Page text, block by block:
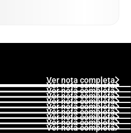
Ver nota completa
Ver nota completa
Ver nota completa
Ver nota completa
Ver nota completa
Ver nota completa
Ver nota completa
Ver nota completa
Ver nota completa
Ver nota completa